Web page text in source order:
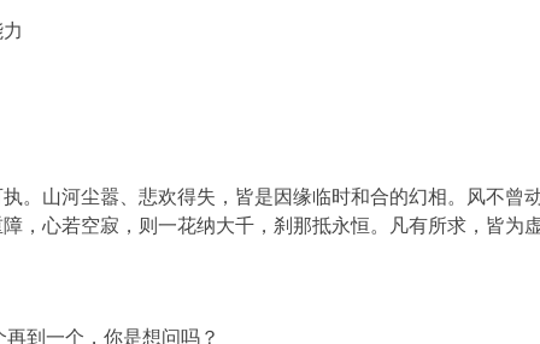
。山河尘嚣、悲欢得失，皆是因缘临时和合的幻相。风不曾
，心若空寂，则一花纳大千，刹那抵永恒。凡有所求，皆为
到一个，你是想问吗？